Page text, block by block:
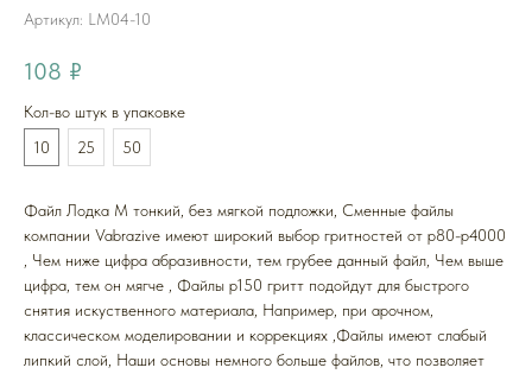
Артикул: LM04-10
108 ₽
Кол-во штук в упаковке
10
25 50
Файл Лодка M тонкий, без мягкой подложки, Cменные файлы
компании Vabrazive имеют широкий выбор гритностей от р80-р4000
, Чем ниже цифра абразивности, тем грубее данный файл, Чем выше
цифра, тем он мягче , Файлы р150 гритт подойдут для быстрого
снятия искуственного материала, Например, при арочном,
классическом моделировании и коррекциях ,Файлы имеют слабый
липкий слой, Наши основы немного больше файлов, что позволяет